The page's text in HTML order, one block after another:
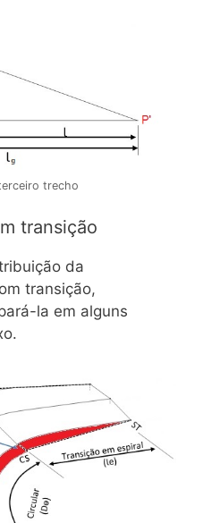
trecho
transição
da
transição,
la em alguns